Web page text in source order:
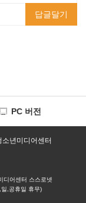
답글달기
PC 버전
소년미디어센터
디어센터 스스로넷
,공휴일 휴무)